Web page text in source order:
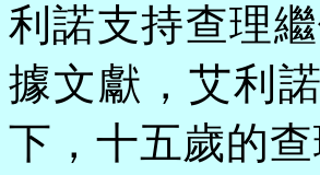
利諾支持查理
據文獻，艾利
下，十五歲的